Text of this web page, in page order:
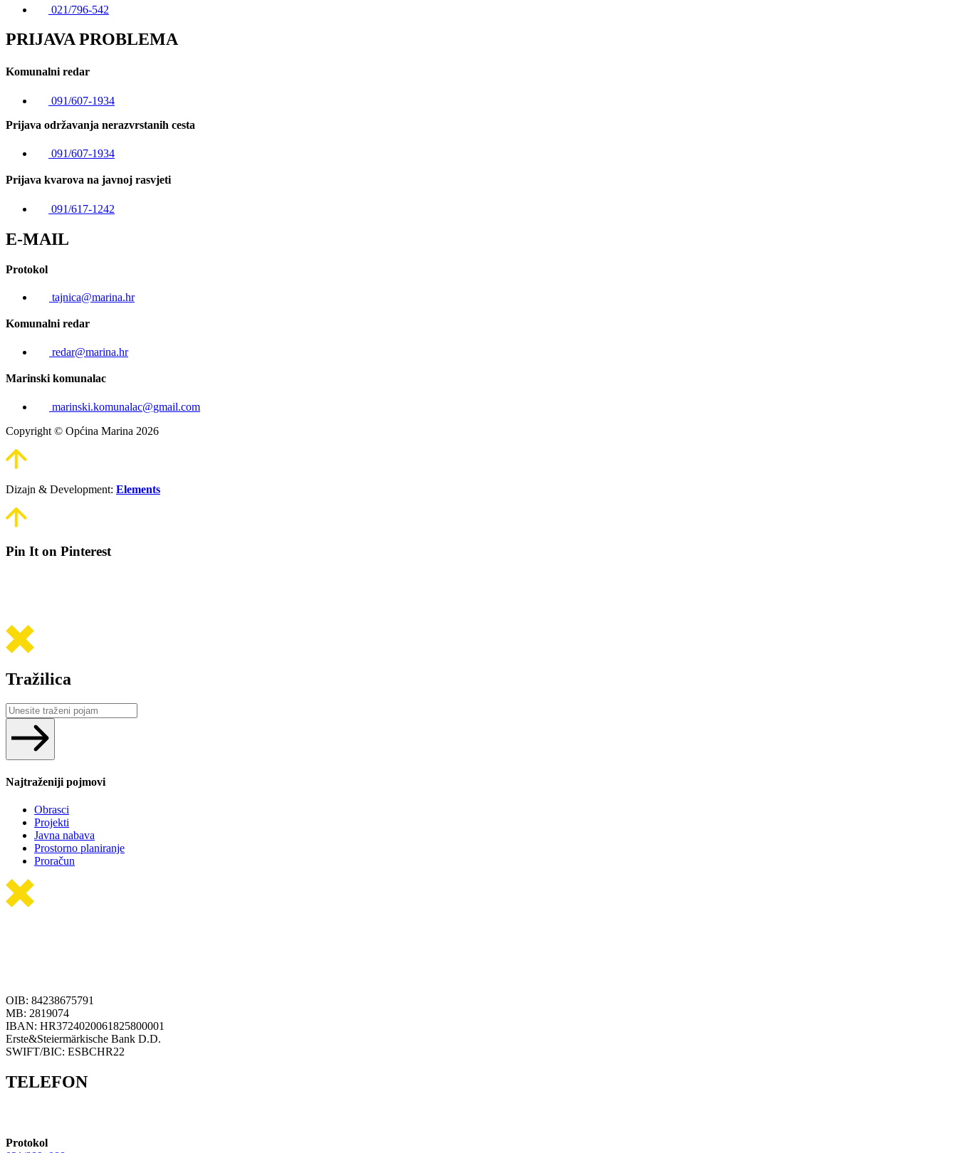
021/796-542
PRIJAVA PROBLEMA
Komunalni redar
091/607-1934
Prijava održavanja nerazvrstanih cesta
091/607-1934
Prijava kvarova na javnoj rasvjeti
091/617-1242
E-MAIL
Protokol
tajnica@marina.hr
Komunalni redar
redar@marina.hr
Marinski komunalac
marinski.komunalac@gmail.com
Copyright © Općina Marina 2026
Dizajn & Development: Elements
Pin It on Pinterest
Tražilica
Search
...
Najtraženiji pojmovi
Obrasci
Projekti
Javna nabava
Prostorno planiranje
Proračun
OIB: 84238675791
MB: 2819074
IBAN: HR3724020061825800001
Erste&Steiermärkische Bank D.D.
SWIFT/BIC: ESBCHR22
TELEFON
Protokol